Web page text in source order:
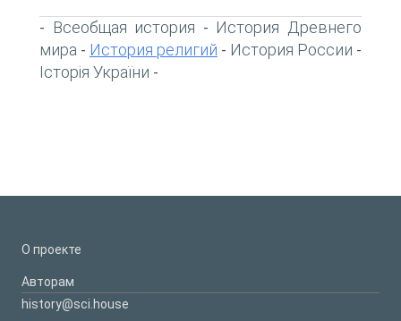
- Всеобщая история - История Древнего
мира - История религий - История России -
Історія України -
О проекте
Авторам
history@sci.house